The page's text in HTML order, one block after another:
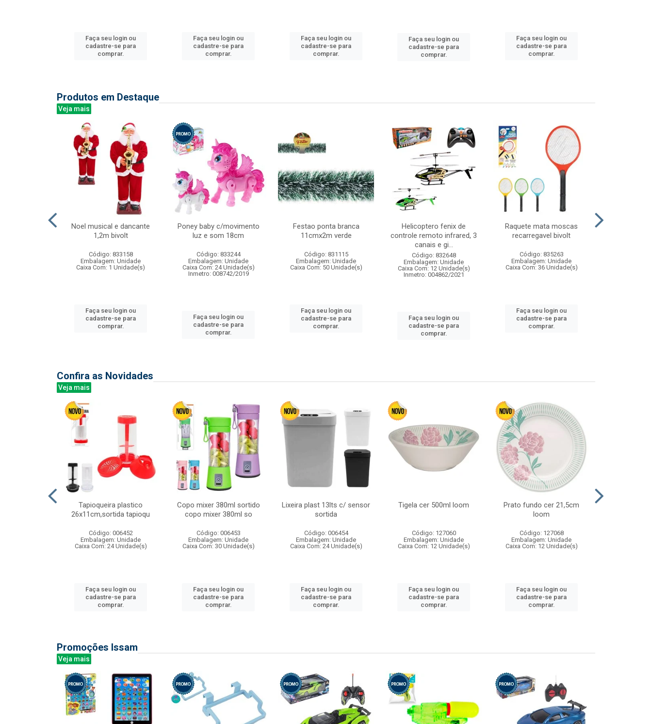
Faça seu login ou
cadastre-se para
comprar.
Faça seu login ou
cadastre-se para
comprar.
Faça seu login ou
cadastre-se para
comprar.
Faça seu login ou
cadastre-se para
comprar.
Faça seu login ou
cadastre-se para
comprar.
Produtos em Destaque
Veja mais
Noel musical e dancante
1,2m bivolt
Código: 833158
Embalagem: Unidade
Caixa Com: 1 Unidade(s)
Faça seu login ou
cadastre-se para
comprar.
Poney baby c/movimento
luz e som 18cm
Código: 833244
Embalagem: Unidade
Caixa Com: 24 Unidade(s)
Inmetro: 008742/2019
Faça seu login ou
cadastre-se para
comprar.
Festao ponta branca
11cmx2m verde
Código: 831115
Embalagem: Unidade
Caixa Com: 50 Unidade(s)
Faça seu login ou
cadastre-se para
comprar.
Helicoptero fenix de
controle remoto infrared, 3
canais e gi...
Código: 832648
Embalagem: Unidade
Caixa Com: 12 Unidade(s)
Inmetro: 004862/2021
Faça seu login ou
cadastre-se para
comprar.
Raquete mata moscas
recarregavel bivolt
Código: 835263
Embalagem: Unidade
Caixa Com: 36 Unidade(s)
Faça seu login ou
cadastre-se para
comprar.
Confira as Novidades
Veja mais
Tapioqueira plastico
26x11cm,sortida tapioqu
Código: 006452
Embalagem: Unidade
Caixa Com: 24 Unidade(s)
Faça seu login ou
cadastre-se para
comprar.
Copo mixer 380ml sortido
copo mixer 380ml so
Código: 006453
Embalagem: Unidade
Caixa Com: 30 Unidade(s)
Faça seu login ou
cadastre-se para
comprar.
Lixeira plast 13lts c/ sensor
sortida
Código: 006454
Embalagem: Unidade
Caixa Com: 24 Unidade(s)
Faça seu login ou
cadastre-se para
comprar.
Tigela cer 500ml loom
Código: 127060
Embalagem: Unidade
Caixa Com: 12 Unidade(s)
Faça seu login ou
cadastre-se para
comprar.
Prato fundo cer 21,5cm
loom
Código: 127068
Embalagem: Unidade
Caixa Com: 12 Unidade(s)
Faça seu login ou
cadastre-se para
comprar.
Promoções Issam
Veja mais